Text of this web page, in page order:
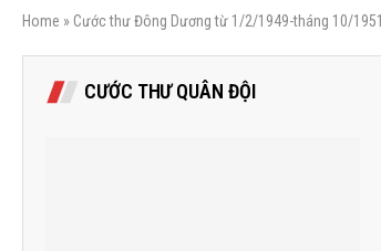
Home » Cước thư Đông Dương từ 1/2/1949-tháng 10/1951
CƯỚC THƯ QUÂN ĐỘI